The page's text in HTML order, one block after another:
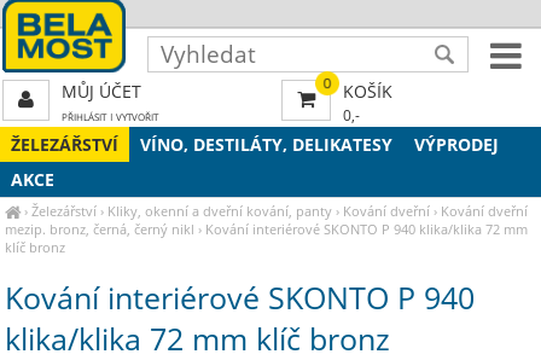
ŽELEZÁŘSTVÍ VÍNO, DESTILÁTY, DELIKATESY
VÝPRODEJ
AKCE
›Železářství › Kliky, okenní a dveřní kování, panty › Kování dveřní › Kování dveřní
mezip. bronz, černá, černý nikl › Kování interiérové SKONTO P 940 klika/klika 72 mm
klíč bronz
Kování interiérové SKONTO P 940
klika/klika 72 mm klíč bronz
0 KOŠÍK
0,-
MŮJ ÚČET
PŘIHLÁSIT| VYTVOŘIT